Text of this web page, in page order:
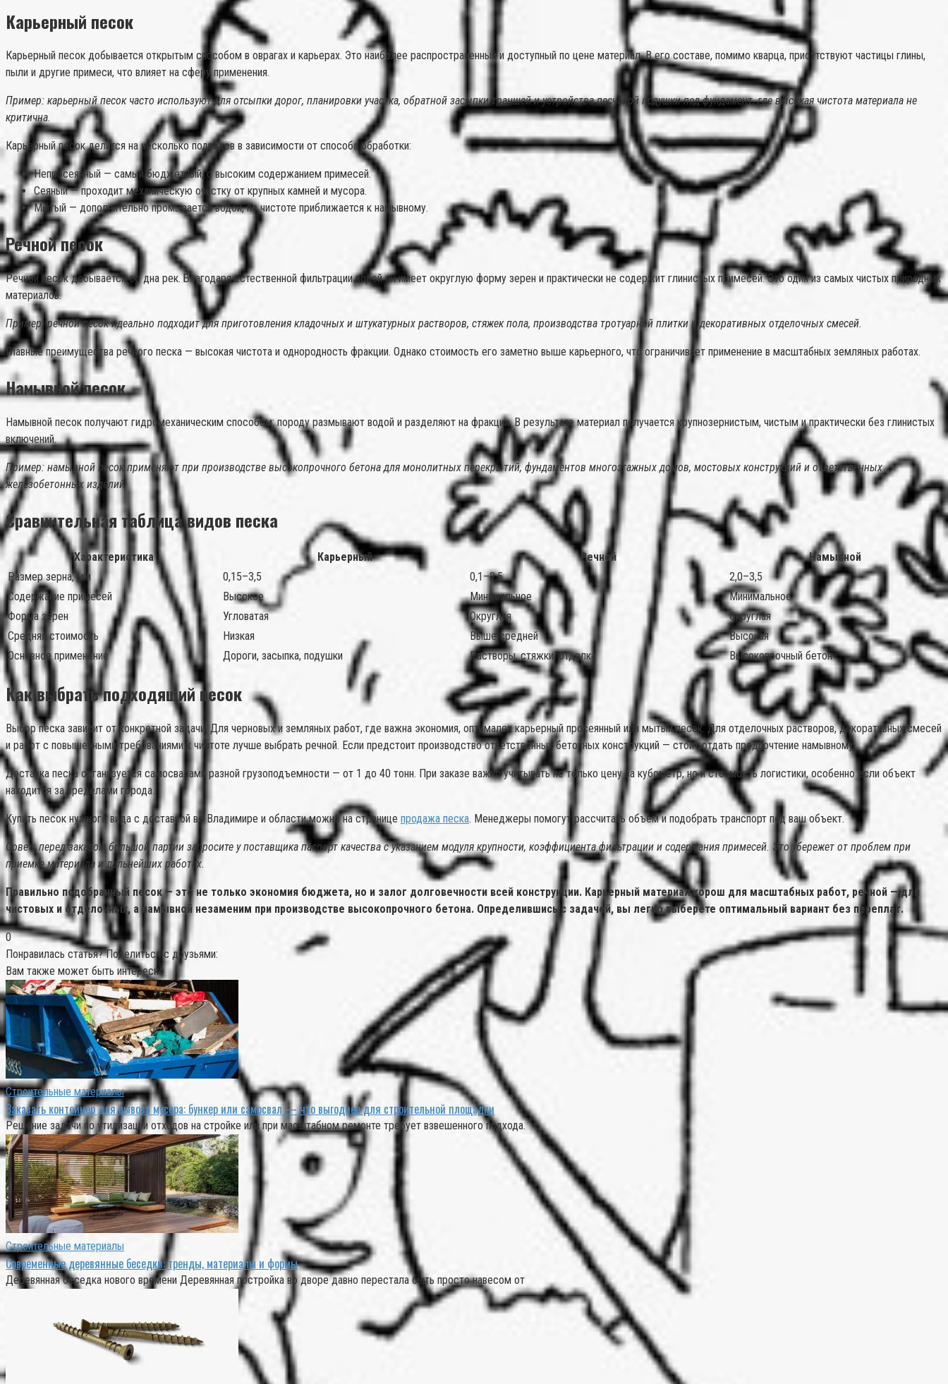
Карьерный песок
Карьерный песок добывается открытым способом в оврагах и карьерах. Это наиболее распространенный и доступный по цене материал. В его составе, помимо кварца, присутствуют частицы глины,
пыли и другие примеси, что влияет на сферу применения.
Пример: карьерный песок часто используют для отсыпки дорог, планировки участка, обратной засыпки траншей и устройства песчаной подушки под фундамент, где высокая чистота материала не
критична.
Карьерный песок делится на несколько подвидов в зависимости от способа обработки:
Непросеянный — самый бюджетный, с высоким содержанием примесей.
Сеяный — проходит механическую очистку от крупных камней и мусора.
Мытый — дополнительно промывается водой, по чистоте приближается к намывному.
Речной песок
Речной песок добывается со дна рек. Благодаря естественной фильтрации водой он имеет округлую форму зерен и практически не содержит глинистых примесей. Это один из самых чистых природных
материалов.
Пример: речной песок идеально подходит для приготовления кладочных и штукатурных растворов, стяжек пола, производства тротуарной плитки и декоративных отделочных смесей.
Главные преимущества речного песка — высокая чистота и однородность фракции. Однако стоимость его заметно выше карьерного, что ограничивает применение в масштабных земляных работах.
Намывной песок
Намывной песок получают гидромеханическим способом: породу размывают водой и разделяют на фракции. В результате материал получается крупнозернистым, чистым и практически без глинистых
включений.
Пример: намывной песок применяют при производстве высокопрочного бетона для монолитных перекрытий, фундаментов многоэтажных домов, мостовых конструкций и ответственных
железобетонных изделий.
Сравнительная таблица видов песка
Характеристика Карьерный Речной
Намывной
Размер зерна, мм
0,15–3,5 0,1–2,5
2,0–3,5
Содержание примесей
Высокое Минимальное
Минимальное
Форма зерен
Угловатая Округлая
Округлая
Средняя стоимость
Низкая Выше средней
Высокая
Основное применение
Дороги, засыпка, подушки Растворы, стяжки, отделка Высокопрочный бетон
Как выбрать подходящий песок
Выбор песка зависит от конкретной задачи. Для черновых и земляных работ, где важна экономия, оптимален карьерный просеянный или мытый песок. Для отделочных растворов, декоративных смесей
и работ с повышенными требованиями к чистоте лучше выбрать речной. Если предстоит производство ответственных бетонных конструкций — стоит отдать предпочтение намывному.
Доставка песка организуется самосвалами разной грузоподъемности — от 1 до 40 тонн. При заказе важно учитывать не только цену за кубометр, но и стоимость логистики, особенно если объект
находится за пределами города.
Купить песок нужного вида с доставкой во Владимире и области можно на странице продажа песка. Менеджеры помогут рассчитать объем и подобрать транспорт под ваш объект.
Совет: перед заказом большой партии запросите у поставщика паспорт качества с указанием модуля крупности, коэффициента фильтрации и содержания примесей. Это убережет от проблем при
приемке материала и дальнейших работах.
Правильно подобранный песок — это не только экономия бюджета, но и залог долговечности всей конструкции. Карьерный материал хорош для масштабных работ, речной — для
чистовых и отделочных, а намывной незаменим при производстве высокопрочного бетона. Определившись с задачей, вы легко выберете оптимальный вариант без переплат.
0
Понравилась статья? Поделиться с друзьями:
Вам также может быть интересно
Строительные материалы
Заказать контейнер для вывоза мусора: бункер или самосвал — что выгоднее для строительной площадки
Решение задачи по утилизации отходов на стройке или при масштабном ремонте требует взвешенного подхода.
Строительные материалы
Современные деревянные беседки: тренды, материалы и формы
Деревянная беседка нового времени Деревянная постройка во дворе давно перестала быть просто навесом от